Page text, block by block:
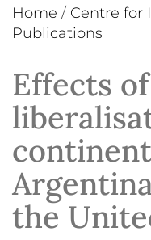
Home / Centre for
Publications
Effects
the